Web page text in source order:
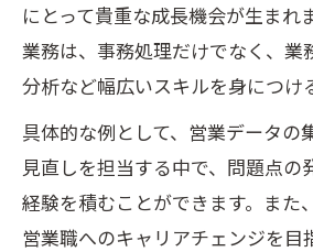
にとって貴重な成長機会が生まれ
業務は、事務処理だけでなく、業
分析など幅広いスキルを身につけ
具体的な例として、営業データの
見直しを担当する中で、問題点の
経験を積むことができます。また
営業職へのキャリアチェンジを目